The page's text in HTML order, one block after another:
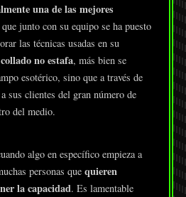
una de las mejores
que junto con su equipo se ha puesto
las técnicas usadas en su
no estafa, más bien se
esotérico, sino que a través de
sus clientes del gran número de
del medio.
algo en específico empieza a
personas que quieren
la capacidad. Es lamentable